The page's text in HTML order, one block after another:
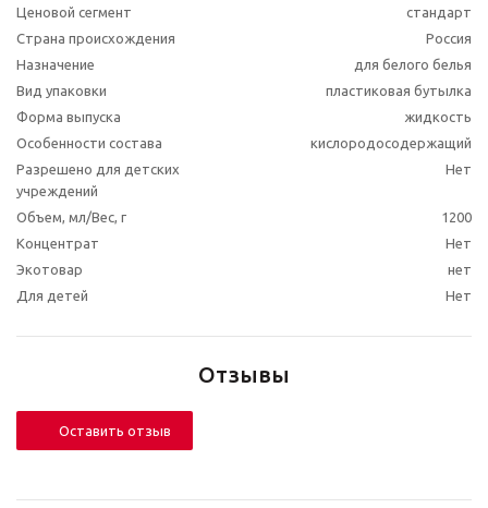
Ценовой сегмент
стандарт
Страна происхождения
Россия
Назначение
для белого белья
Вид упаковки
пластиковая бутылка
Форма выпуска
жидкость
Особенности состава
кислородосодержащий
Разрешено для детских
учреждений
Нет
Объем, мл/Вес, г
1200
Концентрат
Нет
Экотовар
нет
Для детей
Нет
Отзывы
Оставить отзыв